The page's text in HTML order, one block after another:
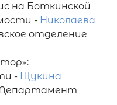
на Боткинской
- Николаева
отделение
- Щукина